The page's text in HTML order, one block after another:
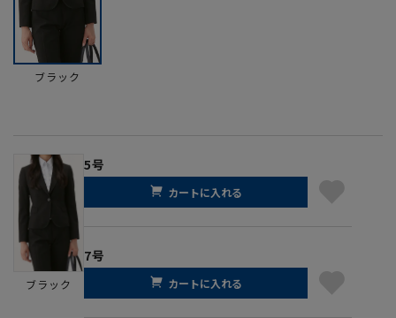
ブラック
ブラック
5号
カートに入れる
7号
カートに入れる